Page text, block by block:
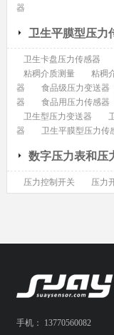
器
卫生平膜型压力
卫生卡盘压力传感器
粘稠介质测量
粘稠
器
食品级压力变送器
器
食品用压力传感器
卫生型压力变送器
器
卫生平膜型压力传
数字压力表和压
压力控制开关 压力
手机： 13770560082